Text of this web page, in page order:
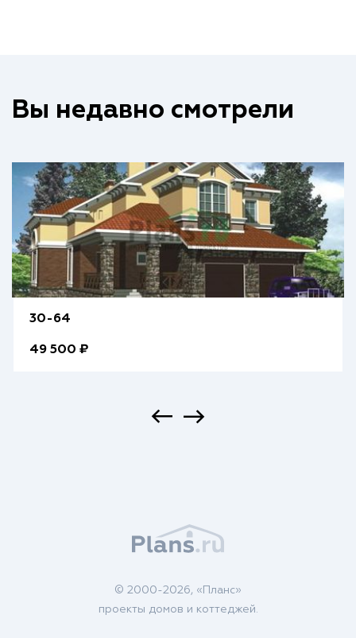
Вы недавно смотрели
30-64
49 500 ₽
© 2000-2026, «Планс»
проекты домов и коттеджей.